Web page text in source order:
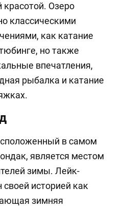
красотой. Озеро
классическими
как катание
но также
впечатления,
рыбалка и катание
в самом
является местом
зимы. Лейк-
своей историей как
зимняя